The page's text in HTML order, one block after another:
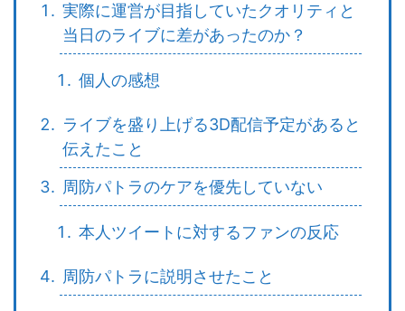
実際に運営が目指していたクオリティと
当日のライブに差があったのか？
個人の感想
ライブを盛り上げる3D配信予定があると
伝えたこと
周防パトラのケアを優先していない
本人ツイートに対するファンの反応
周防パトラに説明させたこと